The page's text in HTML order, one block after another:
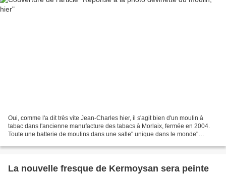
Oui, comme l'a dit très vite Jean-Charles hier, il s'agit bien d'un moulin à
tabac dans l'ancienne manufacture des tabacs à Morlaix, fermée en 2004.
Toute une batterie de moulins dans une salle" unique dans le monde"
La nouvelle fresque de Kermoysan sera peinte